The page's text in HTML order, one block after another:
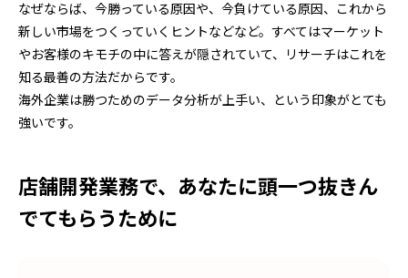
なぜならば、今勝っている原因や、今負けている原因、これから
新しい市場をつくっていくヒントなどなど。すべてはマーケット
やお客様のキモチの中に答えが隠されていて、リサーチはこれを
知る最善の方法だからです。
海外企業は勝つためのデータ分析が上手い、という印象がとても
強いです。
店舗開発業務で、あなたに頭一つ抜きん
でてもらうために